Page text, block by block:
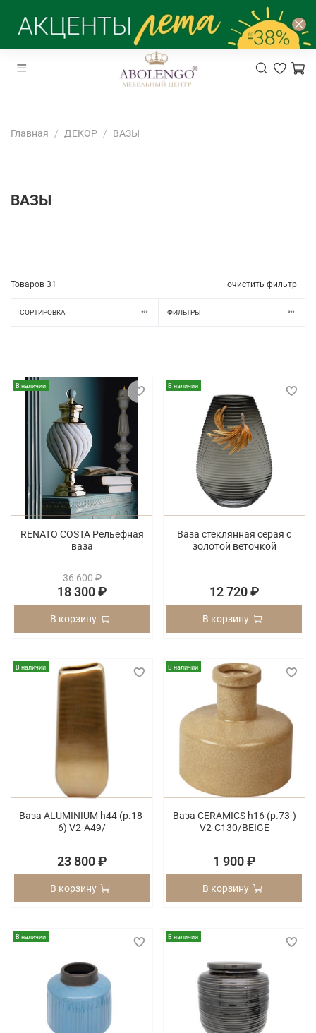
Главная ДЕКОР ВАЗЫ
ВАЗЫ
Товаров 31 очистить фильтр
СОРТИРОВКА ФИЛЬТРЫ
В наличии
RENATO COSTA Рельефная
ваза
36 600 ₽
18 300 ₽
В корзину
В наличии
Ваза стеклянная серая с
золотой веточкой
12 720 ₽
В корзину
В наличии
Ваза ALUMINIUM h44 (p.18-
6) V2-A49/
23 800 ₽
В корзину
В наличии
Ваза CERAMICS h16 (p.73-)
V2-C130/BEIGE
1 900 ₽
В корзину
В наличии В наличии